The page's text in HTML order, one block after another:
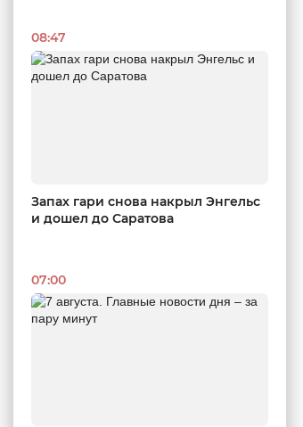
08:47
Запах гари снова накрыл Энгельс
и дошел до Саратова
07:00